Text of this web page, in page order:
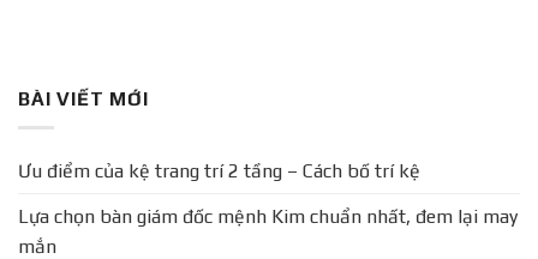
BÀI VIẾT MỚI
Ưu điểm của kệ trang trí 2 tầng – Cách bố trí kệ
Lựa chọn bàn giám đốc mệnh Kim chuẩn nhất, đem lại may
mắn